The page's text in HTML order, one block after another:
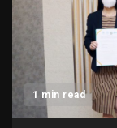
1 min read